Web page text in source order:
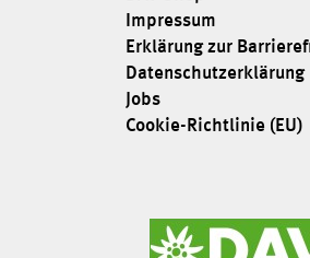
Impressum
Erklärung zur
Datenschutzerklärung
Jobs
Cookie-Richtlinie (EU)